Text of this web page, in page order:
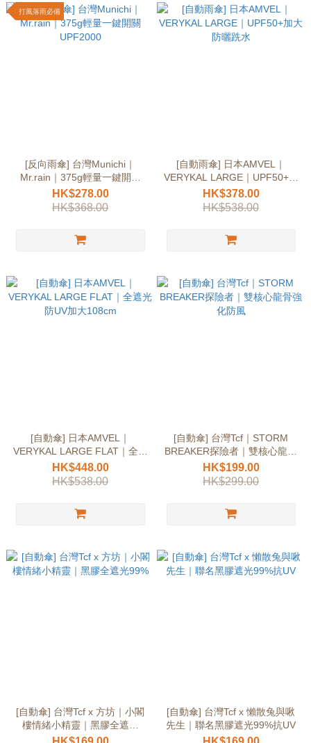
打風落雨必備
[反向雨傘] 台灣Munichi｜
Mr.rain｜375g輕量一鍵開關
UPF2000
HK$278.00
HK$368.00
[自動雨傘] 日本AMVEL｜
VERYKAL LARGE｜UPF50+加
大防曬跣水
HK$378.00
HK$538.00
[自動傘] 日本AMVEL｜
VERYKAL LARGE FLAT｜全遮
光防UV加大108cm
HK$448.00
HK$538.00
[自動傘] 台灣Tcf｜STORM
BREAKER探險者｜雙核心龍骨
強化防風
HK$199.00
HK$299.00
[自動傘] 台灣Tcf x 方坊｜小閣
樓情緒小精靈｜黑膠全遮光
99%
[自動傘] 台灣Tcf x 懶散兔與啾
先生｜聯名黑膠遮光99%抗UV